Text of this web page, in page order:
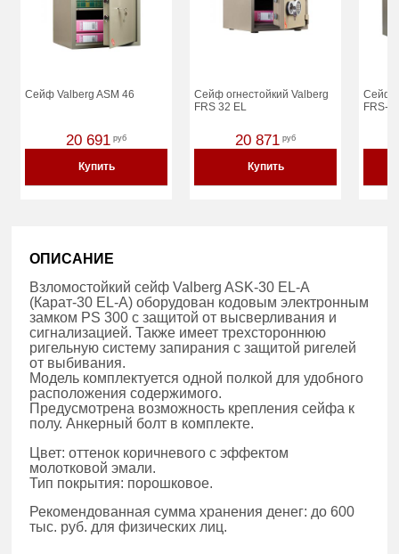
Сейф Valberg ASM 46
20 691 руб
Купить
Сейф огнестойкий Valberg
FRS 32 EL
20 871 руб
Купить
Сейф
FRS-
ОПИСАНИЕ
Взломостойкий сейф Valberg ASK-30 EL-A
(Карат-30 EL-A) оборудован кодовым электронным
замком PS 300 с защитой от высверливания и
сигнализацией. Также имеет трехстороннюю
ригельную систему запирания с защитой ригелей
от выбивания.
Модель комплектуется одной полкой для удобного
расположения содержимого.
Предусмотрена возможность крепления сейфа к
полу. Анкерный болт в комплекте.
Цвет: оттенок коричневого с эффектом
молотковой эмали.
Тип покрытия: порошковое.
Рекомендованная сумма хранения денег: до 600
тыс. руб. для физических лиц.